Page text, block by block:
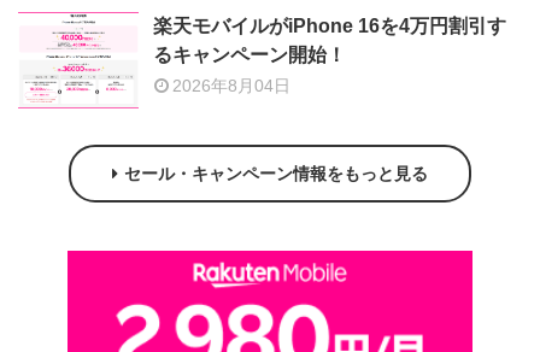
楽天モバイルがiPhone 16を4万円割引す
るキャンペーン開始！
2026年8月04日
セール・キャンペーン情報をもっと見る